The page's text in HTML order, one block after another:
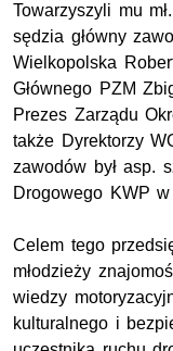
Towarzyszyli mu
sędzia główny
Wielkopolska
Głównego PZM
Prezes Zarządu
także Dyrektorzy
zawodów był asp.
Drogowego KWP
Celem tego
młodzieży
wiedzy
kulturalnego i